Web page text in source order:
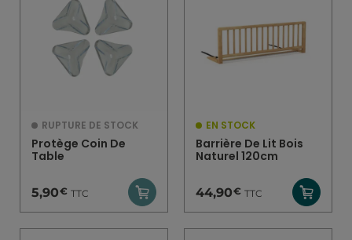
RUPTURE DE STOCK
Protège Coin De
Table
5,90€ TTC
EN STOCK
Barrière De Lit Bois
Naturel 120cm
44,90€ TTC